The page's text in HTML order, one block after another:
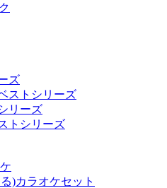
ズ
ストシリーズ
リーズ
トシリーズ
)カラオケセット